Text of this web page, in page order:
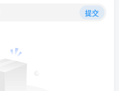
提交